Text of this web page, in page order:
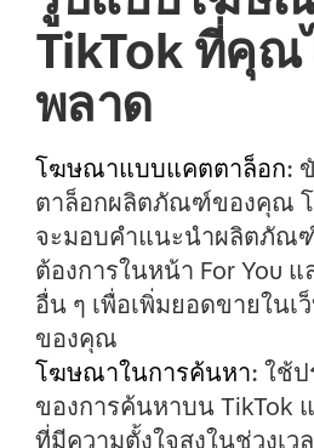
TikTok ที่คุณ
พลาด
โฆษณาแบบแคตตาล็อก:
ตาล็อกผลิตภัณฑ์ของคุณ
จะมอบคำแนะนำผลิตภัณ
ต้องการในหน้า For You
อื่น ๆ เพื่อเพิ่มยอดขายในเ
ของคุณ
โฆษณาในการค้นหา: ใช้ป
ของการค้นหาบน TikTok
ที่มีความตั้งใจสูงในช่วงเ